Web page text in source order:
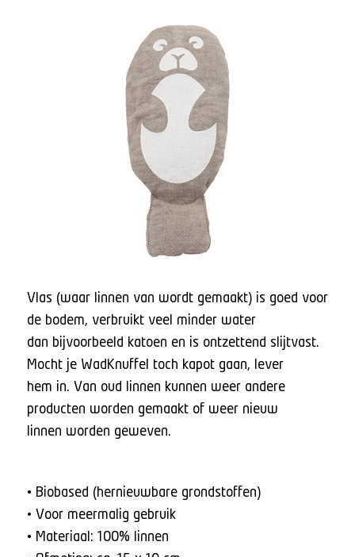
Vlas (waar linnen van wordt gemaakt) is goed voor
de bodem, verbruikt veel minder water
dan bijvoorbeeld katoen en is ontzettend slijtvast.
Mocht je WadKnuffel toch kapot gaan, lever
hem in. Van oud linnen kunnen weer andere
producten worden gemaakt of weer nieuw
linnen worden geweven.
• Biobased (hernieuwbare grondstoffen)
• Voor meermalig gebruik
• Materiaal: 100% linnen